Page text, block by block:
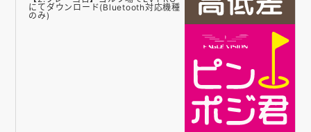
にてダウンロード(Bluetooth対応機種
のみ)